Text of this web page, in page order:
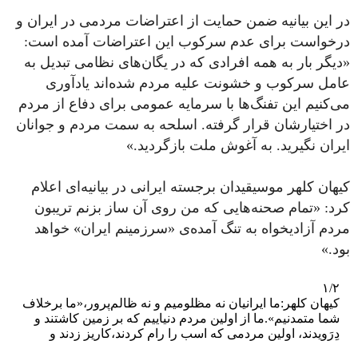
در این بیانیه ضمن حمایت از اعتراضات مردمی در ایران و
درخواست برای عدم سرکوب این اعتراضات آمده است:
«دیگر بار به همه افرادی که در یگان‌های نظامی تبدیل به
عامل سرکوب و خشونت علیه مردم شده‌اند یادآوری
می‌کنیم این تفنگ‌ها با سرمایه عمومی برای دفاع از مردم
در اختیارشان قرار گرفته. اسلحه به سمت مردم و جوانان
ایران نگیرید. به آغوش ملت بازگردید.»
کیهان کلهر موسیقیدان برجسته ایرانی در بیانیه‌ای اعلام
کرد: «تمام صحنه‌هایی که من روی آن ساز بزنم تریبون
مردم آزادیخواه به تنگ آمده‌ی «سرزمینم ایران» خواهد
بود.»
۱/۲
کیهان کلهر:ما ایرانیان نه مظلومیم و نه ظالم‌پرور،«ما برخلاف
شما متمدنیم».ما از اولین مردم دنیاییم که بر زمین کاشتند و
دِرَویدند، اولین مردمی که اسب را رام کردند،کاریز زدند و